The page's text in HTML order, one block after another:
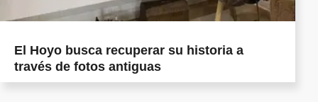
El Hoyo busca recuperar su historia a
través de fotos antiguas